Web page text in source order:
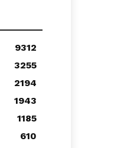
9312
3255
2194
1943
1185
610